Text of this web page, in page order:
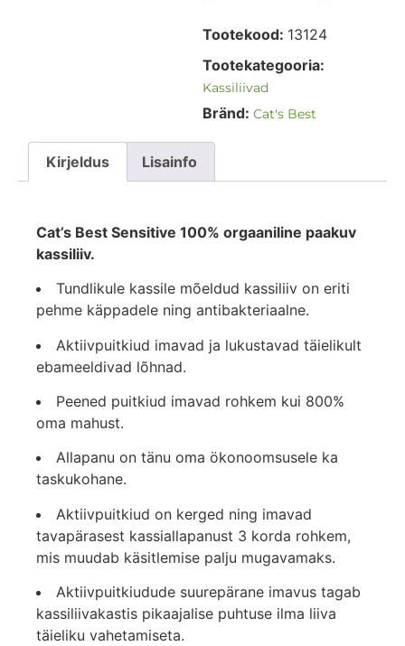
Tootekood: 13124
Tootekategooria:
Kassiliivad
Bränd: Cat's Best
Kirjeldus Lisainfo
Cat’s Best Sensitive 100% orgaaniline paakuv
kassiliiv.
Tundlikule kassile mõeldud kassiliiv on eriti
pehme käppadele ning antibakteriaalne.
Aktiivpuitkiud imavad ja lukustavad täielikult
ebameeldivad lõhnad.
Peened puitkiud imavad rohkem kui 800%
oma mahust.
Allapanu on tänu oma ökonoomsusele ka
taskukohane.
Aktiivpuitkiud on kerged ning imavad
tavapärasest kassiallapanust 3 korda rohkem,
mis muudab käsitlemise palju mugavamaks.
Aktiivpuitkiudude suurepärane imavus tagab
kassiliivakastis pikaajalise puhtuse ilma liiva
täieliku vahetamiseta.